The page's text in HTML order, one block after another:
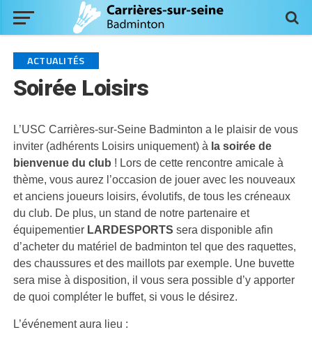
ACTUALITÉS
Soirée Loisirs
L’USC Carrières-sur-Seine Badminton a le plaisir de vous
inviter (adhérents Loisirs uniquement) à la soirée de
bienvenue du club ! Lors de cette rencontre amicale à
thème, vous aurez l’occasion de jouer avec les nouveaux
et anciens joueurs loisirs, évolutifs, de tous les créneaux
du club. De plus, un stand de notre partenaire et
équipementierLARDESPORTS sera disponible afin
d’acheter du matériel de badminton tel que des raquettes,
des chaussures et des maillots par exemple. Une buvette
sera mise à disposition, il vous sera possible d’y apporter
de quoi compléter le buffet, si vous le désirez.
L’événement aura lieu :